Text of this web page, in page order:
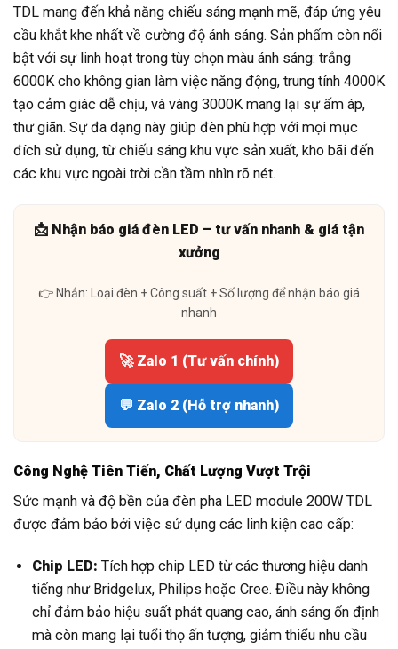
TDL mang đến khả năng chiếu sáng mạnh mẽ, đáp ứng yêu
cầu khắt khe nhất về cường độ ánh sáng. Sản phẩm còn nổi
bật với sự linh hoạt trong tùy chọn màu ánh sáng: trắng
6000K cho không gian làm việc năng động, trung tính 4000K
tạo cảm giác dễ chịu, và vàng 3000K mang lại sự ấm áp,
thư giãn. Sự đa dạng này giúp đèn phù hợp với mọi mục
đích sử dụng, từ chiếu sáng khu vực sản xuất, kho bãi đến
các khu vực ngoài trời cần tầm nhìn rõ nét.
📩 Nhận báo giá đèn LED – tư vấn nhanh & giá tận
xưởng
👉 Nhắn: Loại đèn + Công suất + Số lượng để nhận báo giá
nhanh
🚀 Zalo 1 (Tư vấn chính)
💬 Zalo 2 (Hỗ trợ nhanh)
Công Nghệ Tiên Tiến, Chất Lượng Vượt Trội
Sức mạnh và độ bền của đèn pha LED module 200W TDL
được đảm bảo bởi việc sử dụng các linh kiện cao cấp:
Chip LED: Tích hợp chip LED từ các thương hiệu danh
tiếng như Bridgelux, Philips hoặc Cree. Điều này không
chỉ đảm bảo hiệu suất phát quang cao, ánh sáng ổn định
mà còn mang lại tuổi thọ ấn tượng, giảm thiểu nhu cầu